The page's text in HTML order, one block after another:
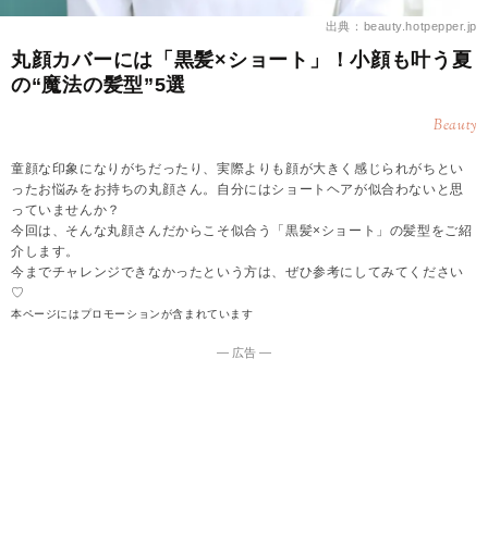
出典：beauty.hotpepper.jp
丸顔カバーには「黒髪×ショート」！小顔も叶う夏
の“魔法の髪型”5選
Beauty
童顔な印象になりがちだったり、実際よりも顔が大きく感じられがちとい
ったお悩みをお持ちの丸顔さん。自分にはショートヘアが似合わないと思
っていませんか？
今回は、そんな丸顔さんだからこそ似合う「黒髪×ショート」の髪型をご紹
介します。
今までチャレンジできなかったという方は、ぜひ参考にしてみてください
♡
本ページにはプロモーションが含まれています
― 広告 ―